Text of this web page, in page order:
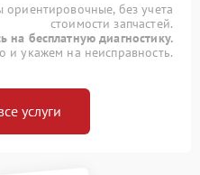
ориентировочные, без учета
стоимости запчастей.
на бесплатную диагностику.
и укажем на неисправность.
услуги